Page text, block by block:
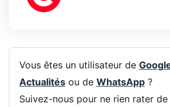
Vous êtes un utilisateur de
Actualitésou de WhatsApp?
Suivez-nous pour ne rien rater